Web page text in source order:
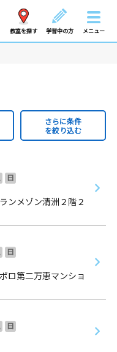
教室を探す 学習中の方 メニュー
さらに条件
を絞り込む
日
ンメゾン清洲２階２
日
ロ第二万恵マンショ
日